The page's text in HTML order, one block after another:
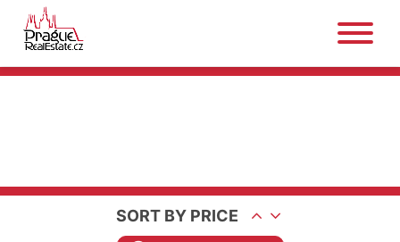
SORT BY PRICE